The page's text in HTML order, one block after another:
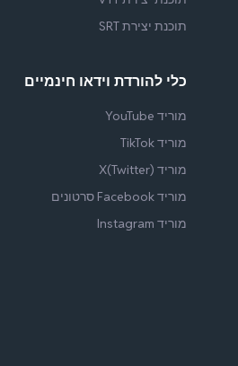
תוכנת יצירת SRT
כלי להורדת וידאו חינמיים
מוריד YouTube
מוריד TikTok
מוריד X(Twitter)
מוריד Facebook סרטונים
מוריד Instagram